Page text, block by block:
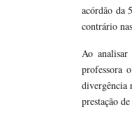
acórdão da
contrário
Ao
professora
divergência
prestação